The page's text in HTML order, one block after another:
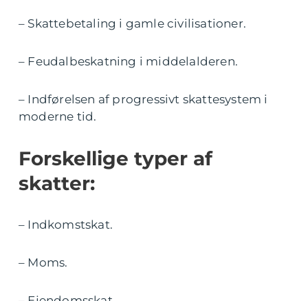
– Skattebetaling i gamle civilisationer.
– Feudalbeskatning i middelalderen.
– Indførelsen af progressivt skattesystem i
moderne tid.
Forskellige typer af
skatter:
– Indkomstskat.
– Moms.